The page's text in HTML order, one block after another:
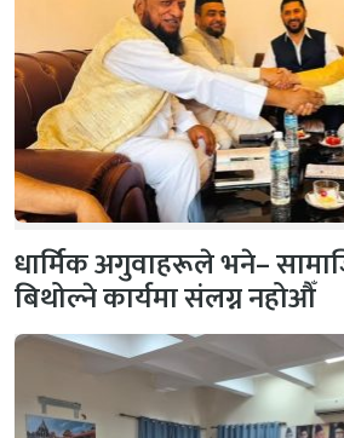
धार्मिक अगुवाहरूले भने–
बिथोल्ने कार्यमा संलग्न नहोऔँ